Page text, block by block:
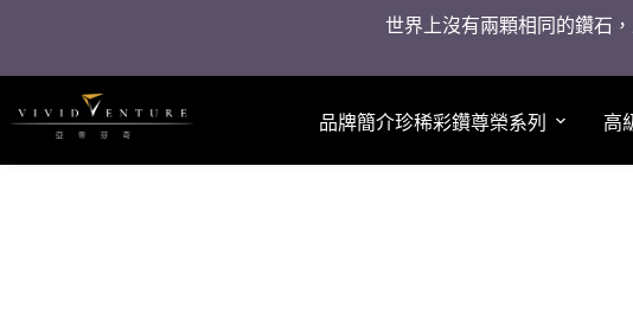
世界上沒有兩顆相同的鑽石
品牌簡介珍稀彩鑽尊榮系列 高